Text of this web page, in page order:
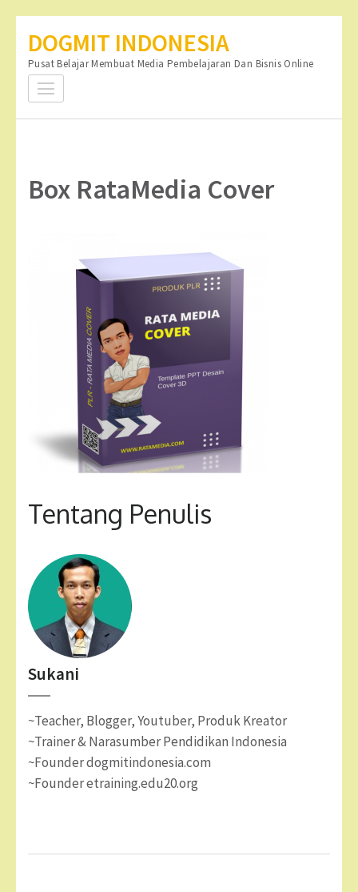
konten
(Tekan
DOGMIT INDONESIA
Pusat Belajar Membuat Media Pembelajaran Dan Bisnis Online
Box RataMedia Cover
Tentang Penulis
Sukani
~Teacher, Blogger, Youtuber, Produk Kreator
~Trainer & Narasumber Pendidikan Indonesia
~Founder dogmitindonesia.com
~Founder etraining.edu20.org